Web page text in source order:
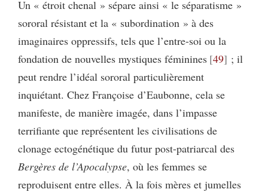
Un « étroit chenal » sépare ainsi « le séparatisme »
sororal résistant et la « subordination » à des
imaginaires oppressifs, tels que l’entre-soi ou la
fondation de nouvelles mystiques féminines 49 ; il
peut rendre l’idéal sororal particulièrement
inquiétant. Chez Françoise d’Eaubonne, cela se
manifeste, de manière imagée, dans l’impasse
terrifiante que représentent les civilisations de
clonage ectogénétique du futur post-patriarcal des
Bergères de l’Apocalypse, où les femmes se
reproduisent entre elles. À la fois mères et jumelles